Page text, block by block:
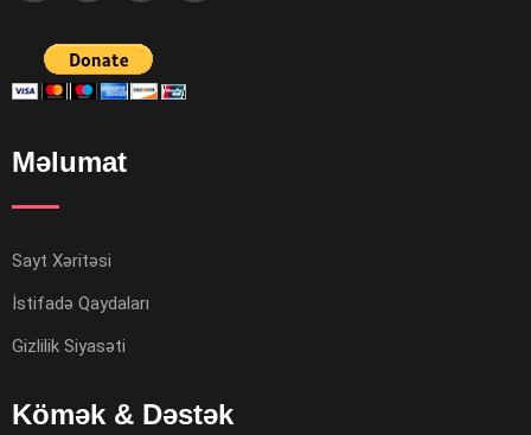
Məlumat
Sayt Xəritəsi
İstifadə Qaydaları
Gizlilik Siyasəti
Kömək & Dəstək